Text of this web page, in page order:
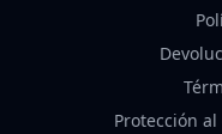
Protección